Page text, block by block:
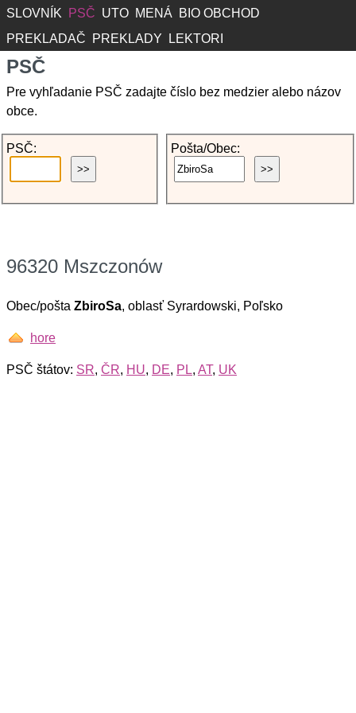
SLOVNÍK PSČ UTO MENÁ
BIO OBCHOD
PREKLADAČ
PREKLADY LEKTORI
PSČ
Pre vyhľadanie PSČ zadajte číslo bez medzier alebo názov
obce.
PSČ: Pošta/Obec:
96320 Mszczonów
Obec/pošta ZbiroSa, oblasť Syrardowski, Poľsko
hore
PSČ štátov: SR, ČR, HU, DE, PL, AT, UK